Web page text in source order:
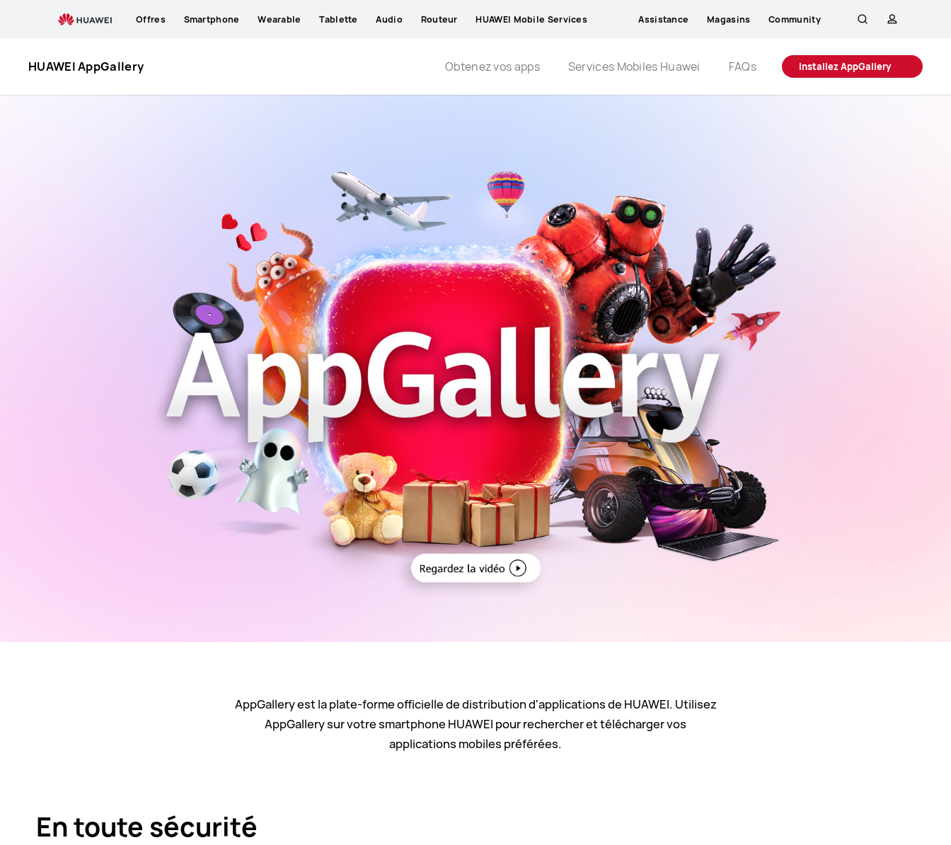
AppGallery
Offres Smartphone Wearable Tablette Audio Routeur HUAWEI Mobile Services Assistance Magasins Community
HUAWEI AppGallery
Obtenez vos apps Services Mobiles Huawei FAQs Installez AppGallery
AppGallery est la plate-forme officielle de distribution d'applications de HUAWEI. Utilisez
AppGallery sur votre smartphone HUAWEI pour rechercher et télécharger vos
applications mobiles préférées.
En toute sécurité